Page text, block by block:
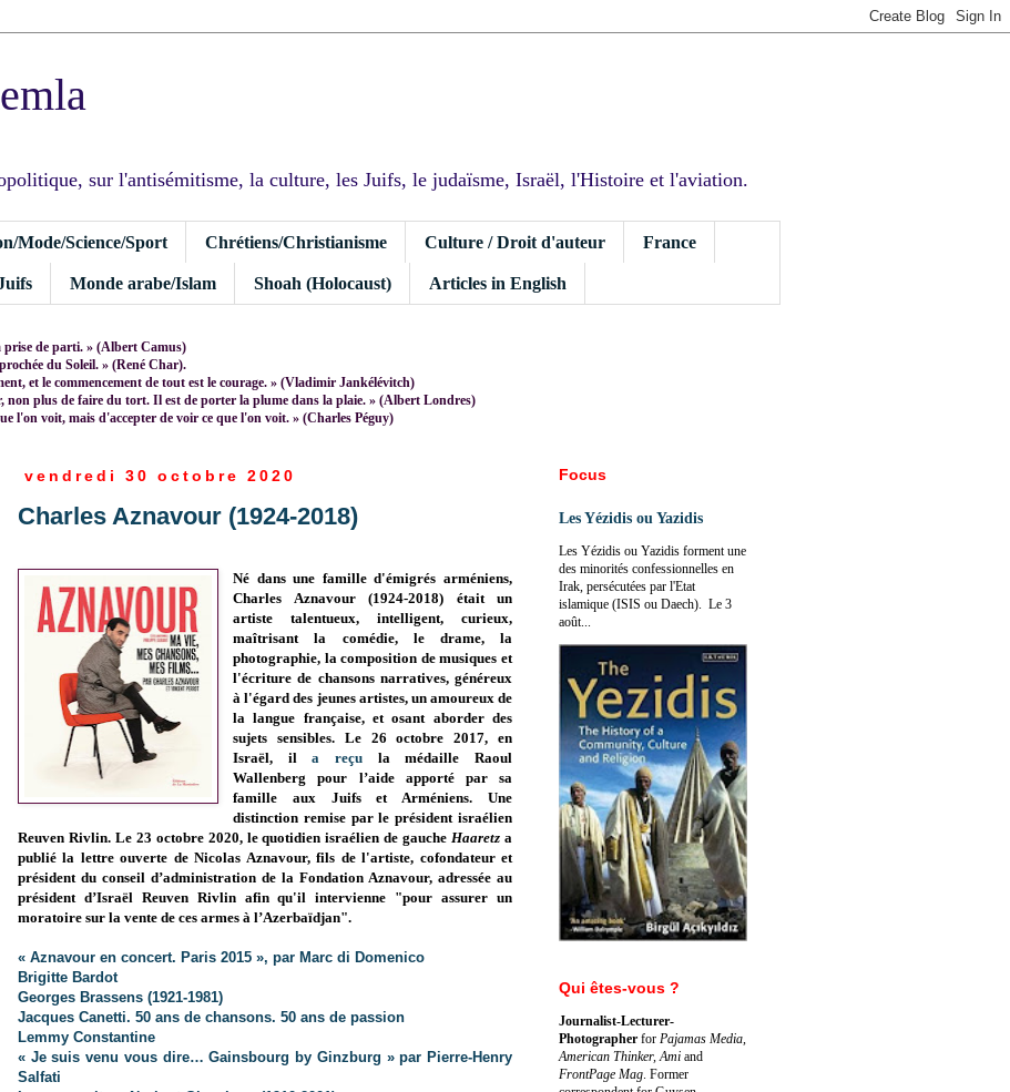
sur l'antisémitisme, la culture, les Juifs, le judaïsme, Israël, l'Histoire et l'aviation.
Mode/Science/Sport Chrétiens/Christianisme Culture / Droit d'auteur France
Monde arabe/Islam Shoah (Holocaust) Articles in English
prise de parti. » (Albert Camus)
du Soleil. » (René Char).
et le commencement de tout est le courage. » (Vladimir Jankélévitch)
non plus de faire du tort. Il est de porter la plume dans la plaie. » (Albert Londres)
l'on voit, mais d'accepter de voir ce que l'on voit. » (Charles Péguy)
vendredi 30 octobre 2020
Charles Aznavour (1924-2018)
Né dans une famille d'émigrés arméniens,
Charles Aznavour (1924-2018) était un
artiste talentueux, intelligent, curieux,
maîtrisant la comédie, le drame, la
photographie, la composition de musiques et
l'écriture de chansons narratives, généreux
à l'égard des jeunes artistes, un amoureux de
la langue française, et osant aborder des
sujets sensibles. Le 26 octobre 2017, en
Israël, ila reçu la médaille Raoul
Wallenberg pour l’aide apporté par sa
famille aux Juifs et Arméniens. Une
distinction remise par le président israélien
Reuven Rivlin. Le 23 octobre 2020, le quotidien israélien de gaucheHaaretz a
publié la lettre ouverte de Nicolas Aznavour, fils de l'artiste, cofondateur et
président du conseil d’administration de la Fondation Aznavour, adressée au
président d’Israël Reuven Rivlin afin qu'il intervienne "pour assurer un
moratoire sur la vente de ces armes à l’Azerbaïdjan".
« Aznavour en concert. Paris 2015 », par Marc di Domenico
Brigitte Bardot
Georges Brassens (1921-1981)
Jacques Canetti. 50 ans de chansons. 50 ans de passion
Lemmy Constantine
« Je suis venu vous dire… Gainsbourg by Ginzburg » par Pierre-Henry
Salfati
Focus
Les Yézidis ou Yazidis
Les Yézidis ou Yazidis forment une
des minorités confessionnelles en
Irak, persécutées par l'Etat
islamique (ISIS ou Daech). Le 3
août...
Qui êtes-vous ?
Journalist-Lecturer-
Photographer for Pajamas Media,
American Thinker, Ami and
FrontPage Mag. Former